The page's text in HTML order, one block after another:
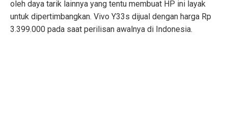
oleh daya tarik lainnya yang tentu membuat HP ini layak
untuk dipertimbangkan. Vivo Y33s dijual dengan harga Rp
3.399.000 pada saat perilisan awalnya di Indonesia.